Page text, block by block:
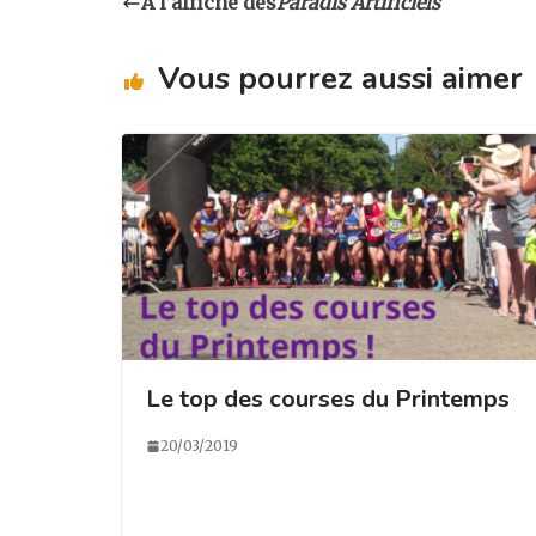
ra o
k
n
Vous pourrez aussi aimer
Le top des courses du Printemps
20/03/2019